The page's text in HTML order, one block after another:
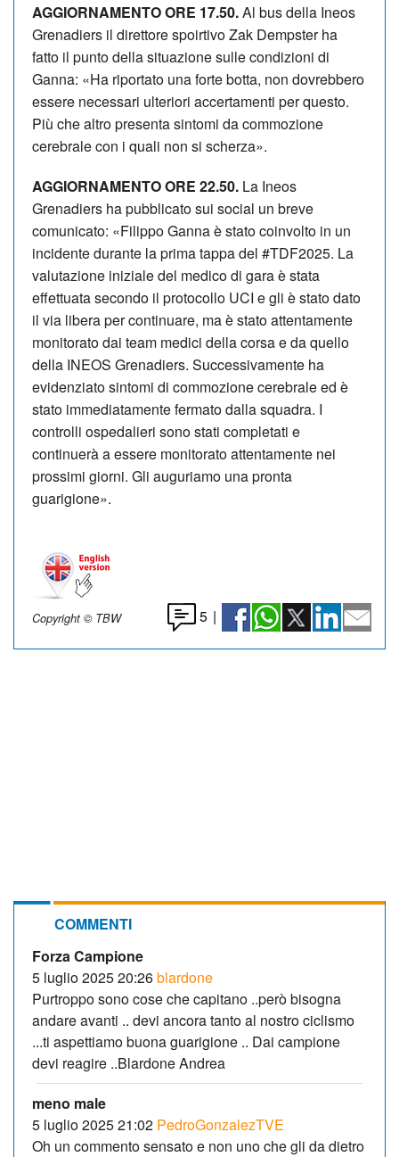
AGGIORNAMENTO ORE 17.50.Al bus della Ineos
Grenadiers il direttore spoirtivo Zak Dempster ha
fatto il punto della situazione sulle condizioni di
Ganna: «Ha riportato una forte botta, non dovrebbero
essere necessari ulteriori accertamenti per questo.
Più che altro presenta sintomi da commozione
cerebrale con i quali non si scherza».
AGGIORNAMENTO ORE 22.50. La Ineos
Grenadiers ha pubblicato sui social un breve
comunicato: «Filippo Gannaè stato coinvolto in un
incidente durante la prima tappa del #TDF2025. La
valutazione iniziale del medico di gara è stata
effettuata secondo il protocollo UCI e gli è stato dato
il via libera per continuare, ma è stato attentamente
monitorato dai team medici della corsa e da quello
della INEOS Grenadiers. Successivamente ha
evidenziato sintomi di commozione cerebrale ed è
stato immediatamente fermato dalla squadra. I
controlli ospedalieri sono stati completati e
continuerà a essere monitorato attentamente nei
prossimi giorni. Gli auguriamo una pronta
guarigione».
Copyright © TBW 5 |
COMMENTI
Forza Campione
5 luglio 2025 20:26blardone
Purtroppo sono cose che capitano ..però bisogna
andare avanti .. devi ancora tanto al nostro ciclismo
...ti aspettiamo buona guarigione .. Dai campione
devi reagire ..Blardone Andrea
meno male
5 luglio 2025 21:02 PedroGonzalezTVE
Oh un commento sensato e non uno che gli da dietro